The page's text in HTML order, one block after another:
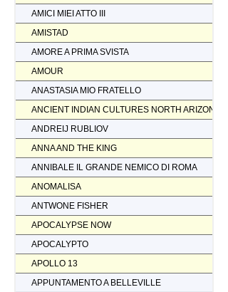
AMICI MIEI ATTO III
AMISTAD
AMORE A PRIMA SVISTA
AMOUR
ANASTASIA MIO FRATELLO
ANCIENT INDIAN CULTURES NORTH ARIZONA
ANDREIJ RUBLIOV
ANNA AND THE KING
ANNIBALE IL GRANDE NEMICO DI ROMA
ANOMALISA
ANTWONE FISHER
APOCALYPSE NOW
APOCALYPTO
APOLLO 13
APPUNTAMENTO A BELLEVILLE